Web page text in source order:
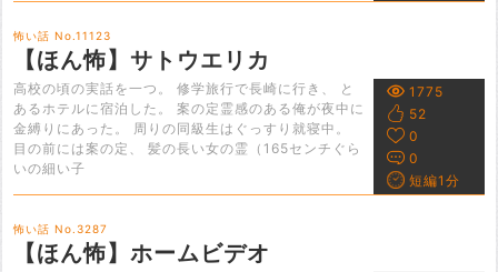
怖い話 No.11123
【ほん怖】サトウエリカ
高校の頃の実話を一つ。 修学旅行で長崎に行き、 と
あるホテルに宿泊した。 案の定霊感のある俺が夜中に
金縛りにあった。 周りの同級生はぐっすり就寝中。
目の前には案の定、 髪の長い女の霊（165センチぐら
いの細い子
1775
52
0
0
短編1分
怖い話 No.3287
【ほん怖】ホームビデオ